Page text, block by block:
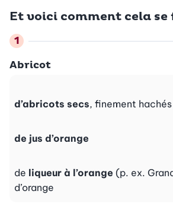
Et voici comment cela
Abricot
d’abricots secs, finement hachés
de jus d’orange
de liqueur à l’orange (p. ex.
d’orange